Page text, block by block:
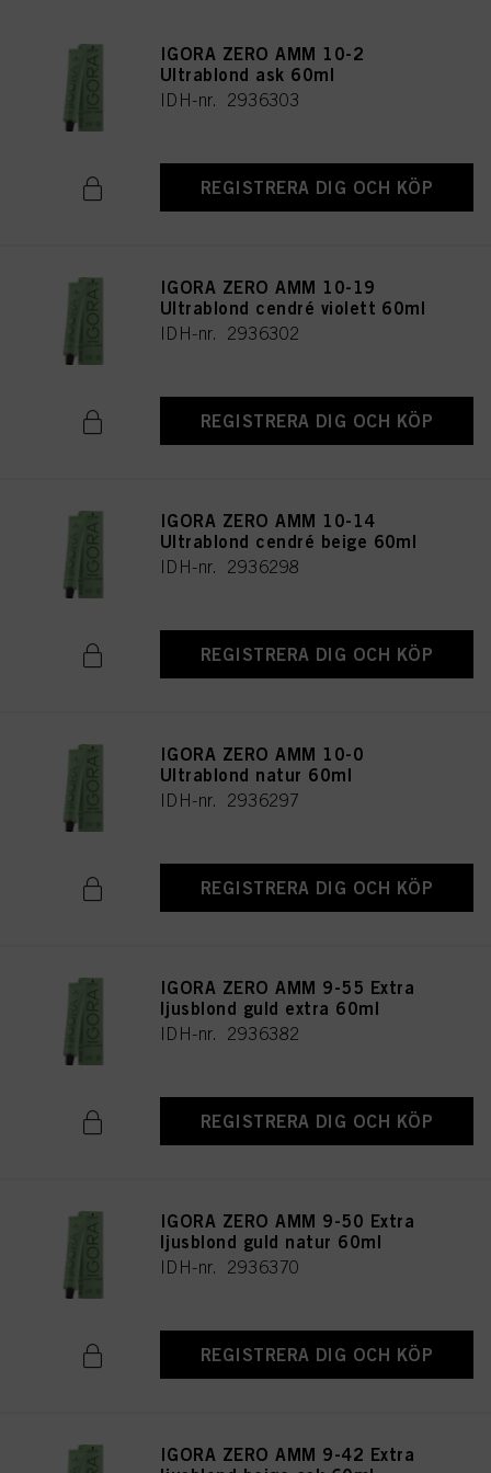
IGORA ZERO AMM 10-2
Ultrablond ask 60ml
IDH-nr. 2936303
REGISTRERA DIG OCH KÖP
IGORA ZERO AMM 10-19
Ultrablond cendré violett 60ml
IDH-nr. 2936302
REGISTRERA DIG OCH KÖP
IGORA ZERO AMM 10-14
Ultrablond cendré beige 60ml
IDH-nr. 2936298
REGISTRERA DIG OCH KÖP
IGORA ZERO AMM 10-0
Ultrablond natur 60ml
IDH-nr. 2936297
REGISTRERA DIG OCH KÖP
IGORA ZERO AMM 9-55 Extra
ljusblond guld extra 60ml
IDH-nr. 2936382
REGISTRERA DIG OCH KÖP
IGORA ZERO AMM 9-50 Extra
ljusblond guld natur 60ml
IDH-nr. 2936370
REGISTRERA DIG OCH KÖP
IGORA ZERO AMM 9-42 Extra